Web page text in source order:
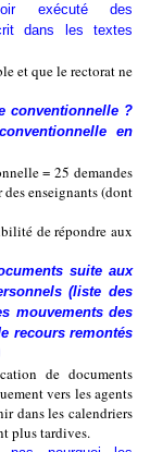
exécuté des
dans les textes
et que le rectorat ne
conventionnelle ?
en
= 25 demandes
des enseignants (dont
de répondre aux
suite aux
(liste des
mouvements des
recours remontés
de documents
vers les agents
dans les calendriers
plus tardives.